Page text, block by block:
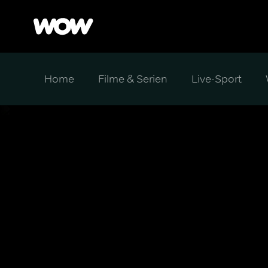
Home Filme & Serien Live-Sport